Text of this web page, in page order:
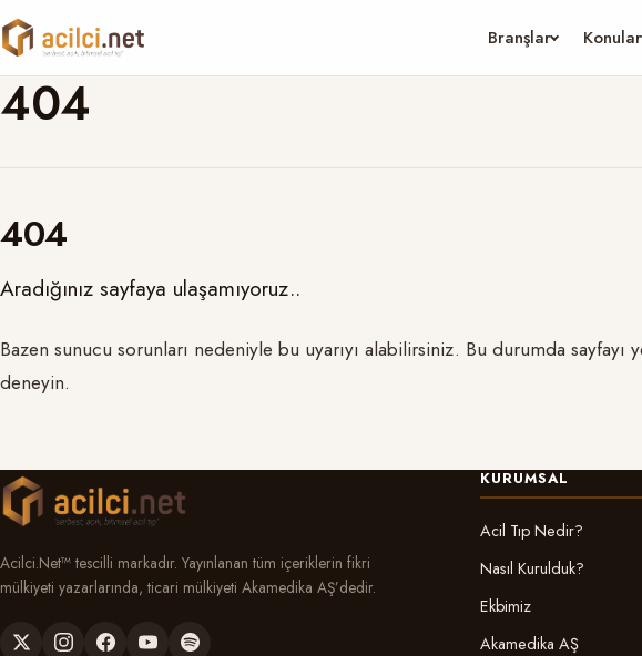
Branşlar Konular
404
404
Aradığınız sayfaya ulaşamıyoruz..
Bazen sunucu sorunları nedeniyle bu uyarıyı alabilirsiniz. Bu durumda sayfayı
deneyin.
Acilci.Net™ tescilli markadır. Yayınlanan tüm içeriklerin fikri
mülkiyeti yazarlarında, ticari mülkiyeti Akamedika AŞ’dedir.
KURUMSAL
Acil Tıp Nedir?
Nasıl Kurulduk?
Ekbimiz
Akamedika AŞ